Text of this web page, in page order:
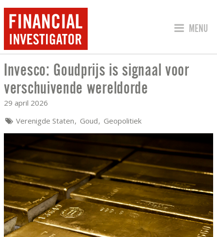
SPRING
MENU
INVESCO: GOUDPRIJS IS SIGNAAL
Invesco: Goudprijs is signaal voor
verschuivende wereldorde
29 april 2026
Verenigde Staten Goud Geopolitiek